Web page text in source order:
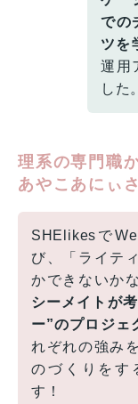
での
ツを
運用
した。
理系の専門職
あやこあにぃ
SHElikesで
び、「ライテ
かできないか
シーメイトが
ー”のプロジェ
れぞれの強み
のづくりをす
す！